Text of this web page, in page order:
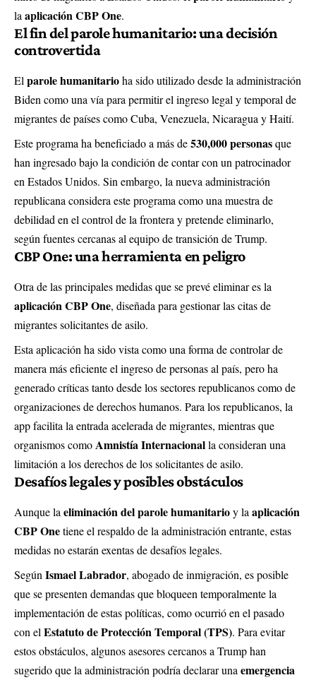
la aplicación CBP One.
El fin del parole humanitario: una decisión
controvertida
El parole humanitarioha sido utilizado desde la administración
Biden como una vía para permitir el ingreso legal y temporal de
migrantes de países como Cuba, Venezuela, Nicaragua y Haití.
Este programa ha beneficiado a más de530,000 personasque
han ingresado bajo la condición de contar con un patrocinador
en Estados Unidos. Sin embargo, la nueva administración
republicana considera este programa como una muestra de
debilidad en el control de la frontera y pretende eliminarlo,
según fuentes cercanas al equipo de transición de Trump.
CBP One: una herramienta en peligro
Otra de las principales medidas que se prevé eliminar es la
aplicación CBP One, diseñada para gestionar las citas de
migrantes solicitantes de asilo.
Esta aplicación ha sido vista como una forma de controlar de
manera más eficiente el ingreso de personas al país, pero ha
generado críticas tanto desde los sectores republicanos como de
organizaciones de derechos humanos. Para los republicanos, la
app facilita la entrada acelerada de migrantes, mientras que
organismos comoAmnistía Internacionalla consideran una
limitación a los derechos de los solicitantes de asilo.
Desafíos legales y posibles obstáculos
Aunque laeliminación del parole humanitarioy laaplicación
CBP Onetiene el respaldo de la administración entrante, estas
medidas no estarán exentas de desafíos legales.
SegúnIsmael Labrador, abogado de inmigración, es posible
que se presenten demandas que bloqueen temporalmente la
implementación de estas políticas, como ocurrió en el pasado
con elEstatuto de Protección Temporal (TPS). Para evitar
estos obstáculos, algunos asesores cercanos a Trump han
sugerido que la administración podría declarar unaemergencia